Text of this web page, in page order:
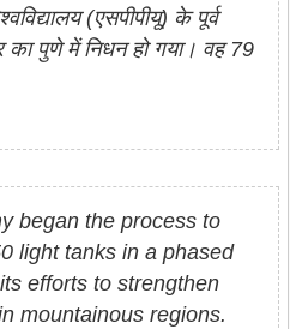
(एसपीपीयू) के पूर्व
पुणे में निधन हो गया। वह 79
began the process to
light tanks in a phased
efforts to strengthen
mountainous regions.